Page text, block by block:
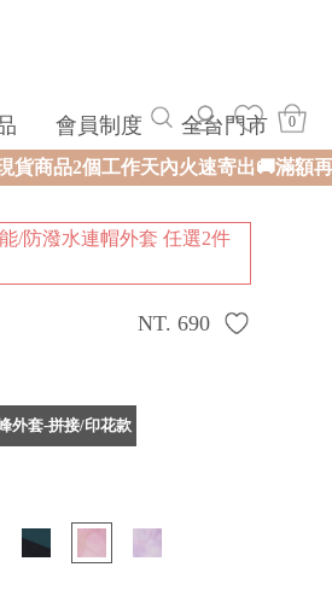
會員制度 全台門市 0
出🚚滿額再送限量好禮✨
/防潑水連帽外套 任選2件
NT. 690
外套-拼接/印花款